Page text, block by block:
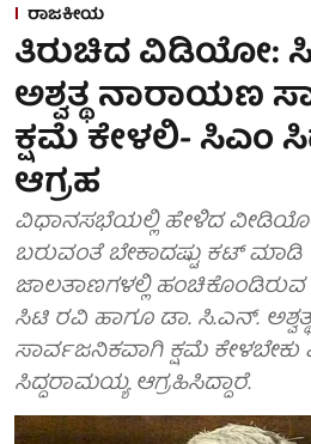
ರಾಜಕೀಯ
ತಿರುಚಿದ ವಿಡಿಯೋ:
ಅಶ್ವತ್ಥ ನಾರಾಯಣ
ಕ್ಷಮೆ ಕೇಳಲಿ- ಸಿಎಂ
ಆಗ್ರಹ
ವಿಧಾನಸಭೆಯಲ್ಲಿ ಹೇಳಿದ
ಬರುವಂತೆ ಬೇಕಾದಷ್ಟು ಕಟ್
ಜಾಲತಾಣಗಳಲ್ಲಿ
ಸಿಟಿ ರವಿ ಹಾಗೂ ಡಾ. ಸಿ.ಎನ್.
ಸಾರ್ವಜನಿಕವಾಗಿ ಕ್ಷಮೆ
ಸಿದ್ದರಾಮಯ್ಯ ಆಗ್ರಹಿಸಿದ್ದಾರೆ.